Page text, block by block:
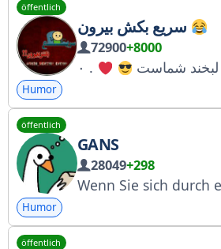
öffentlich
72900+8000
Humor
öffentlich
GANS
28049+298
Wenn Sie sich durch einen Beitrag beleidigt fühlen oder der Autor des Tweets sind, kontaktieren Sie bitte den Administrator @ggooss per Privatnachricht. Für Werbeanfragen kontaktieren Sie uns bitte hier:
Humor
öffentlich